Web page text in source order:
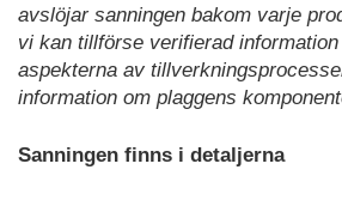
avslöjar sanningen bakom varje
vi kan tillförse verifierad
aspekterna av tillverknings
information om plaggens
Sanningen finns i detaljerna